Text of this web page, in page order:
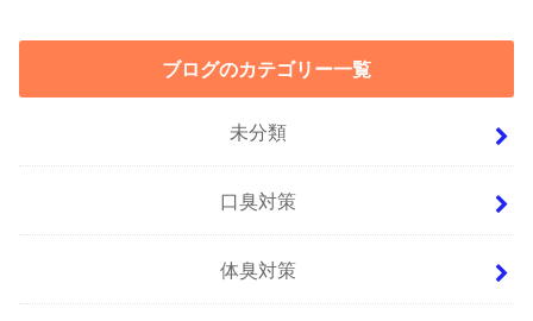
ブログのカテゴリー一覧
未分類
口臭対策
体臭対策